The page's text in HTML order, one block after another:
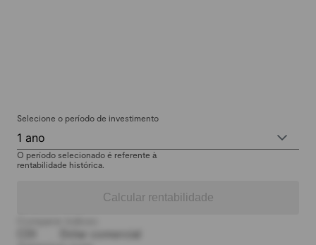
Selecione o período de investimento
1 ano
O período selecionado é referente à
rentabilidade histórica.
Calcular rentabilidade
Dólar comercial